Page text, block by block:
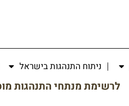
ניתוח התנהגות בישראל
לרשימת מנתחי התנהגות